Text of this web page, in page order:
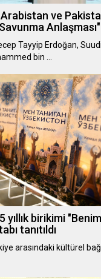
ve
Tayyip Erdoğan,
bin …
yıllık birikimi "Benim
tanıtıldı
arasındaki kültürel